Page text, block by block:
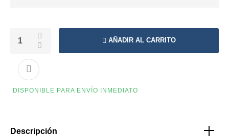
AÑADIR AL CARRITO
DISPONIBLE PARA ENVÍO INMEDIATO
Descripción